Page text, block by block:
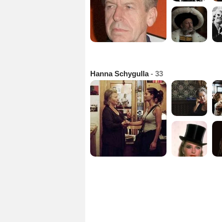
Hanna Schygulla- 33